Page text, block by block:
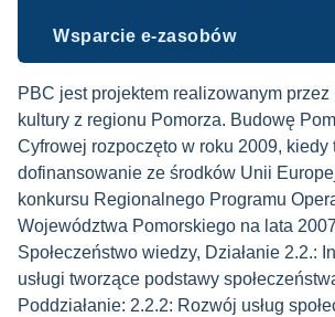
Wsparcie e-zasobów
PBC jest projektem realizowanym
kultury z regionu Pomorza. Budowę
Cyfrowej rozpoczęto w roku 2009, kiedy
dofinansowanie ze środków Unii
konkursu Regionalnego Programu
Województwa Pomorskiego na lata
Społeczeństwo wiedzy, Działanie 2.2.:
usługi tworzące podstawy
Poddziałanie: 2.2.2: Rozwój usług